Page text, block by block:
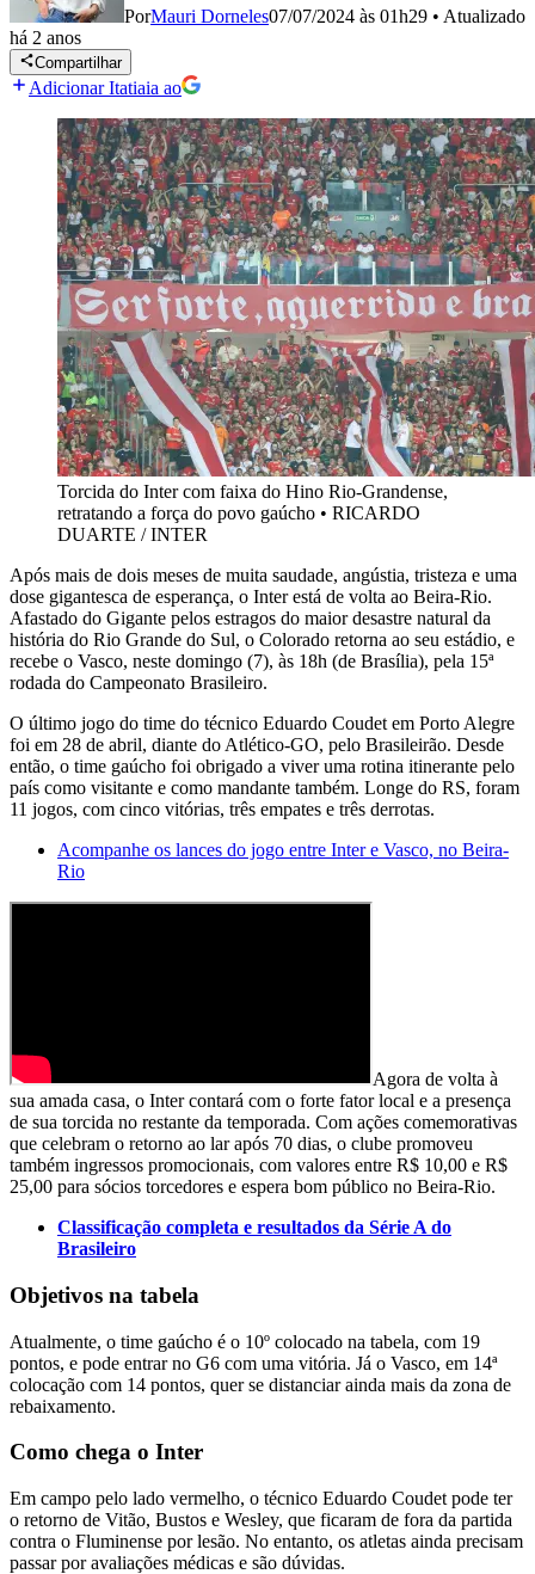
PorMauri Dorneles07/07/2024 às 01h29 • Atualizado
há 2 anos
Compartilhar
Adicionar Itatiaia ao
Torcida do Inter com faixa do Hino Rio-Grandense,
retratando a força do povo gaúcho • RICARDO
DUARTE / INTER
Após mais de dois meses de muita saudade, angústia, tristeza e uma
dose gigantesca de esperança, o Inter está de volta ao Beira-Rio.
Afastado do Gigante pelos estragos do maior desastre natural da
história do Rio Grande do Sul, o Colorado retorna ao seu estádio, e
recebe o Vasco, neste domingo (7), às 18h (de Brasília), pela 15ª
rodada do Campeonato Brasileiro.
O último jogo do time do técnico Eduardo Coudet em Porto Alegre
foi em 28 de abril, diante do Atlético-GO, pelo Brasileirão. Desde
então, o time gaúcho foi obrigado a viver uma rotina itinerante pelo
país como visitante e como mandante também. Longe do RS, foram
11 jogos, com cinco vitórias, três empates e três derrotas.
Acompanhe os lances do jogo entre Inter e Vasco, no Beira-
Rio
Agora de volta à
sua amada casa, o Inter contará com o forte fator local e a presença
de sua torcida no restante da temporada. Com ações comemorativas
que celebram o retorno ao lar após 70 dias, o clube promoveu
também ingressos promocionais, com valores entre R$ 10,00 e R$
25,00 para sócios torcedores e espera bom público no Beira-Rio.
Classificação completa e resultados da Série A do
Brasileiro
Objetivos na tabela
Atualmente, o time gaúcho é o 10º colocado na tabela, com 19
pontos, e pode entrar no G6 com uma vitória. Já o Vasco, em 14ª
colocação com 14 pontos, quer se distanciar ainda mais da zona de
rebaixamento.
Como chega o Inter
Em campo pelo lado vermelho, o técnico Eduardo Coudet pode ter
o retorno de Vitão, Bustos e Wesley, que ficaram de fora da partida
contra o Fluminense por lesão. No entanto, os atletas ainda precisam
passar por avaliações médicas e são dúvidas.